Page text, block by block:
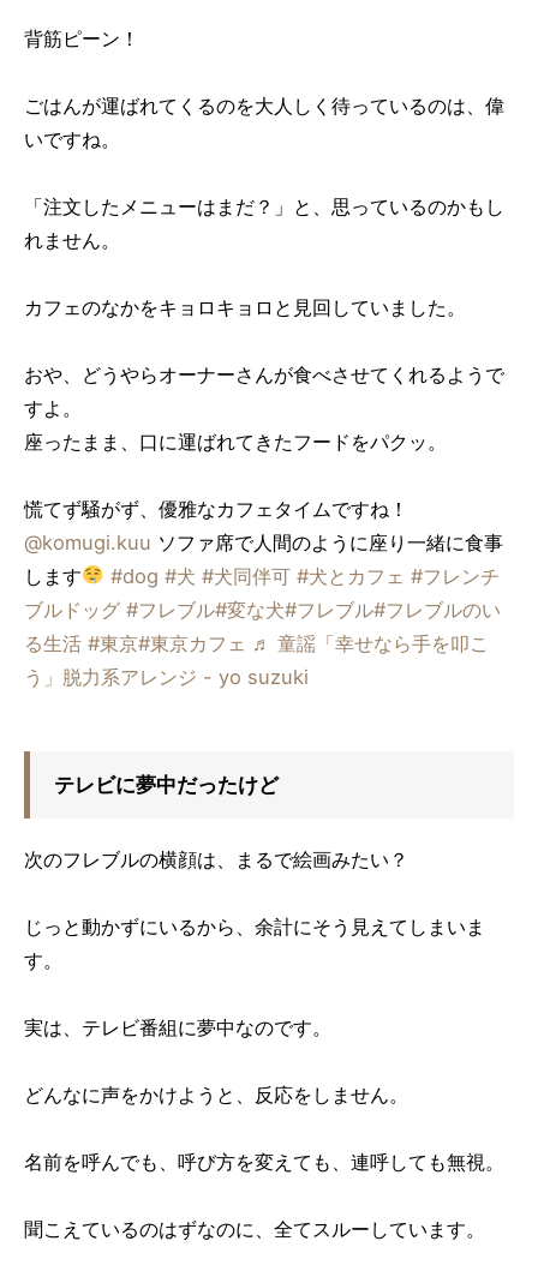
背筋ピーン！
ごはんが運ばれてくるのを大人しく待っているのは、偉
いですね。
「注文したメニューはまだ？」と、思っているのかもし
れません。
カフェのなかをキョロキョロと見回していました。
おや、どうやらオーナーさんが食べさせてくれるようで
すよ。
座ったまま、口に運ばれてきたフードをパクッ。
慌てず騒がず、優雅なカフェタイムですね！
@komugi.kuu ソファ席で人間のように座り一緒に食事
します
#dog #犬 #犬同伴可 #犬とカフェ #フレンチ
ブルドッグ #フレブル#変な犬#フレブル#フレブルのい
る生活 #東京#東京カフェ ♬ 童謡「幸せなら手を叩こ
う」脱力系アレンジ - yo suzuki
テレビに夢中だったけど
次のフレブルの横顔は、まるで絵画みたい？
じっと動かずにいるから、余計にそう見えてしまいま
す。
実は、テレビ番組に夢中なのです。
どんなに声をかけようと、反応をしません。
名前を呼んでも、呼び方を変えても、連呼しても無視。
聞こえているのはずなのに、全てスルーしています。